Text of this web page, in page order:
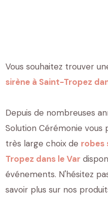
Vous souhaitez trouver
sirène à Saint-Tropez
Depuis de nombreuses
Solution Cérémonie
très large choix de robes
Tropez dans le Var
événements. N'hésitez
savoir plus sur nos